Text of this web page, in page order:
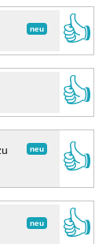
neu
👍
👍
neu
👍
neu
👍